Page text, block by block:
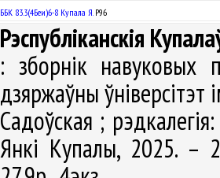
ББК 83.3(4Беи)6-8 Купала Я.Р96
Рэспубліканскія
: зборнік навуковых
дзяржаўны
Садоўская ;
Янкі Купалы, 2025. –